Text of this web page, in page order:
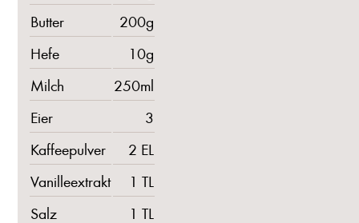
Butter
200g
Hefe
10g
Milch
250ml
Eier
3
Kaffeepulver
2 EL
Vanilleextrakt
1 TL
Salz
1 TL